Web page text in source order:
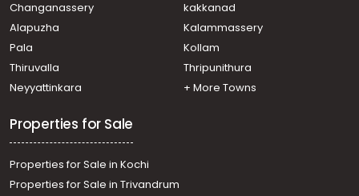
Eerayil Kadavu, Eerayilkadavu
Residential Land for Sale in Kottayam, Kottayam town,
Kottayam town, Passport office
Residential Land for Sale in Kottayam, Kottayam town,
Nagampadam, nagampadam
Star junction
Changanassery
kakkanad
Alapuzha
Kalammassery
Pala
Kollam
Thiruvalla
Thripunithura
Neyyattinkara
+ More Towns
Properties for Sale
Properties for Sale in Kochi
Properties for Sale in Trivandrum